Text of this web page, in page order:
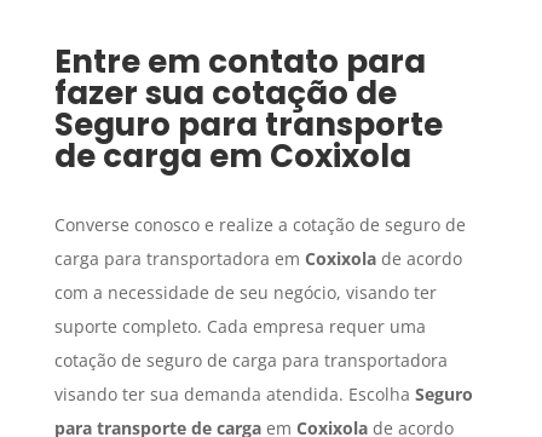
Entre em contato para
fazer sua cotação de
Seguro para transporte
de carga em Coxixola
Converse conosco e realize a cotação de seguro de
carga para transportadora em Coxixolade acordo
com a necessidade de seu negócio, visando ter
suporte completo. Cada empresa requer uma
cotação de seguro de carga para transportadora
visando ter sua demanda atendida. Escolha Seguro
para transporte de cargaem Coxixolade acordo